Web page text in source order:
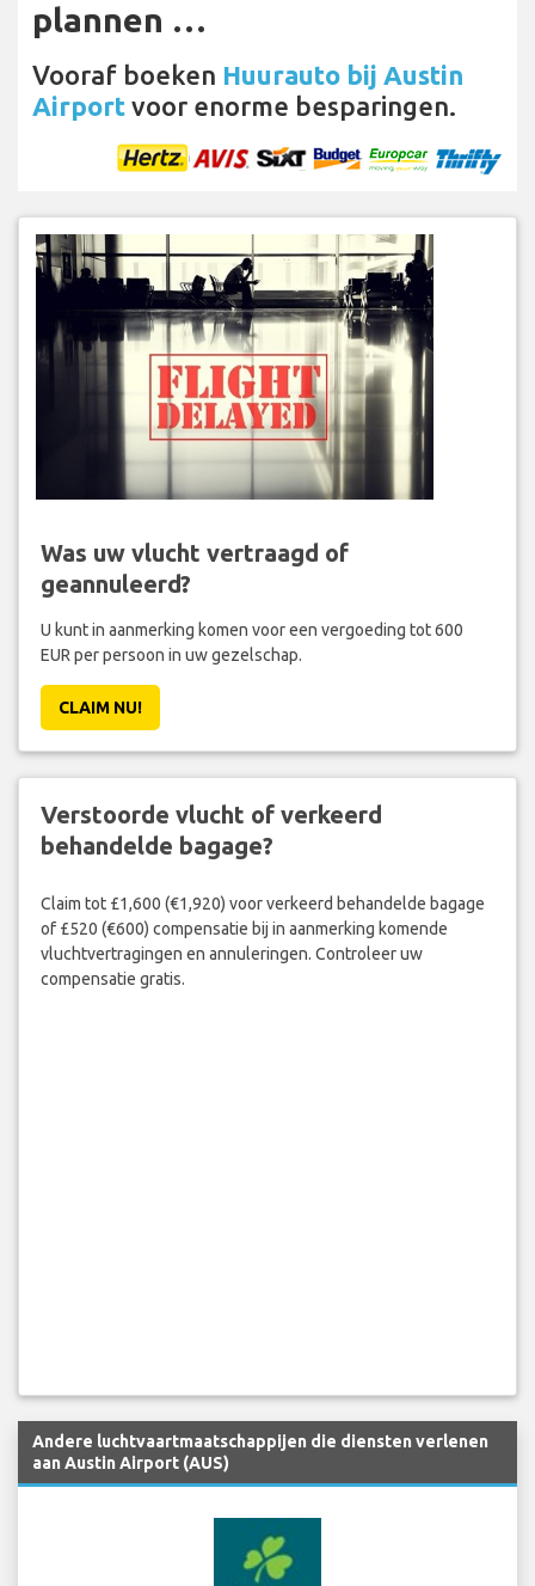
plannen …
Vooraf boeken Huurauto bij Austin
Airport voor enorme besparingen.
Was uw vlucht vertraagd of
geannuleerd?
U kunt in aanmerking komen voor een vergoeding tot 600
EUR per persoon in uw gezelschap.
CLAIM NU!
Verstoorde vlucht of verkeerd
behandelde bagage?
Claim tot £1,600 (€1,920) voor verkeerd behandelde bagage
of £520 (€600) compensatie bij in aanmerking komende
vluchtvertragingen en annuleringen. Controleer uw
compensatie gratis.
Andere luchtvaartmaatschappijen die diensten verlenen
aan Austin Airport (AUS)